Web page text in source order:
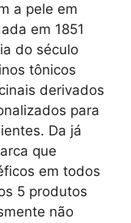
a pele em
em 1851
do século
tônicos
derivados
para
Da já
que
em todos
5 produtos
não